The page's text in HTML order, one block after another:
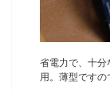
省電力で、十分
用。薄型ですの